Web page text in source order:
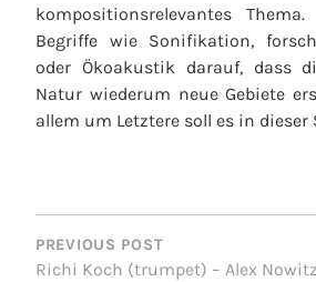
kompositionsrelevantes
Begriffe wie Sonifikation,
oder Ökoakustik darauf, dass
Natur wiederum neue Gebiete
allem um Letztere soll es in dieser
POST
NAVIGATION
PREVIOUS POST
Richi Koch (trumpet) – Alex